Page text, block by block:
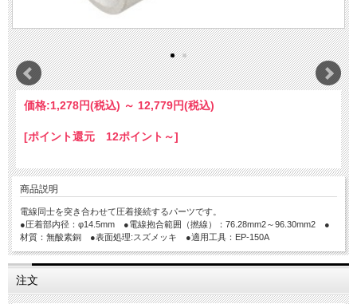
価格:1,278円(税込) ～ 12,779円(税込)
[ポイント還元 12ポイント～]
商品説明
電線同士を突き合わせて圧着接続するパーツです。
●圧着部内径：φ14.5mm ●電線抱合範囲（撚線）：76.28mm2～96.30mm2 ●
材質：無酸素銅 ●表面処理:スズメッキ ●適用工具：EP-150A
注文